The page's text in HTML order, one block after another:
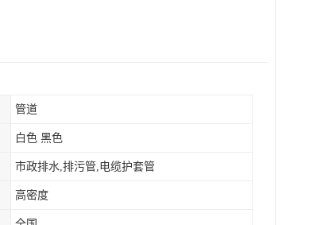
管道
白色 黑色
市政排水,排污管,电缆护套管
高密度